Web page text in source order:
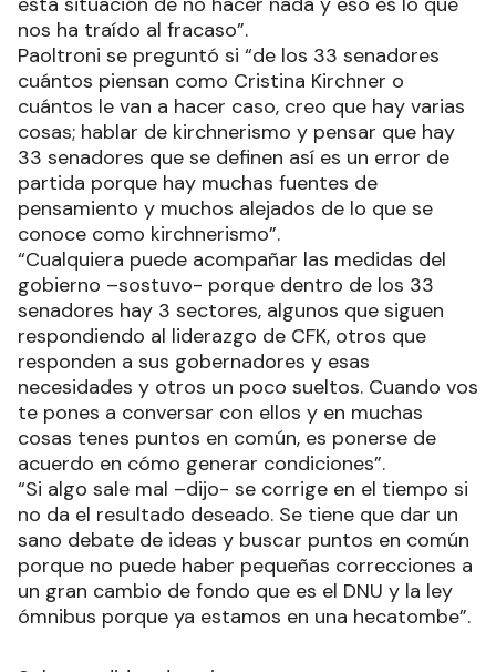
nos ha traído al fracaso”.
Paoltroni se preguntó si “de los 33 senadores
cuántos piensan como Cristina Kirchner o
cuántos le van a hacer caso, creo que hay varias
cosas; hablar de kirchnerismo y pensar que hay
33 senadores que se definen así es un error de
partida porque hay muchas fuentes de
pensamiento y muchos alejados de lo que se
conoce como kirchnerismo”.
“Cualquiera puede acompañar las medidas del
gobierno –sostuvo- porque dentro de los 33
senadores hay 3 sectores, algunos que siguen
respondiendo al liderazgo de CFK, otros que
responden a sus gobernadores y esas
necesidades y otros un poco sueltos. Cuando vos
te pones a conversar con ellos y en muchas
cosas tenes puntos en común, es ponerse de
acuerdo en cómo generar condiciones”.
“Si algo sale mal –dijo- se corrige en el tiempo si
no da el resultado deseado. Se tiene que dar un
sano debate de ideas y buscar puntos en común
porque no puede haber pequeñas correcciones a
un gran cambio de fondo que es el DNU y la ley
ómnibus porque ya estamos en una hecatombe”.